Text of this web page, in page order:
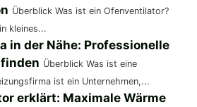
Überblick Was ist ein Ofenventilator?
kleines...
in der Nähe: Professionelle
Überblick Was ist eine
ist ein Unternehmen,...
erklärt: Maximale Wärme